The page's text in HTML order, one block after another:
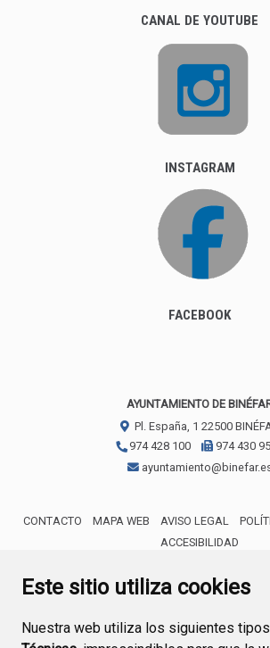
Este sitio utiliza cookies
Nuestra web utiliza los siguientes
CANAL DE YOUTUBE
INSTAGRAM
FACEBOOK
AYUNTAMIENTO DE
Pl. España, 1 22500
974 428 100
974 430
CONTACTO MAPA WEB AVISO LEGAL
ACCESIBILIDAD